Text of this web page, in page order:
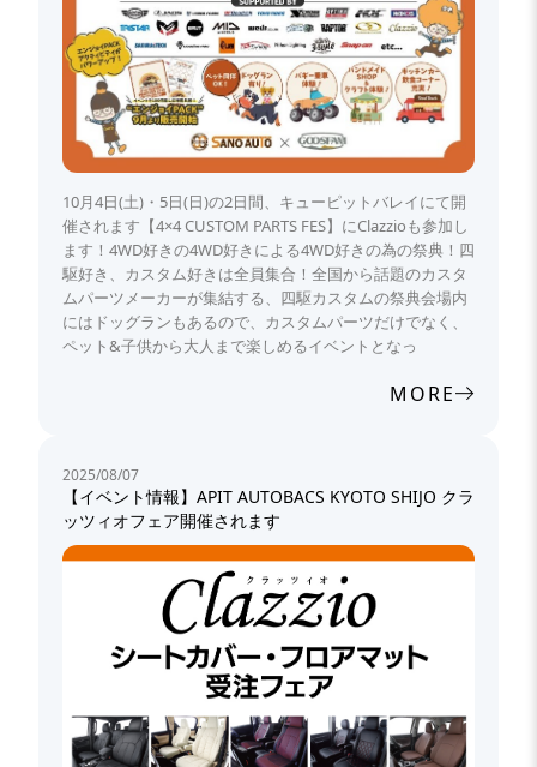
10月4日(土)・5日(日)の2日間、キューピットバレイにて開
催されます【4×4 CUSTOM PARTS FES】にClazzioも参加し
ます！4WD好きの4WD好きによる4WD好きの為の祭典！四
駆好き、カスタム好きは全員集合！全国から話題のカスタ
ムパーツメーカーが集結する、四駆カスタムの祭典会場内
にはドッグランもあるので、カスタムパーツだけでなく、
ペット&子供から大人まで楽しめるイベントとなっ
MORE
2025/08/07
【イベント情報】APIT AUTOBACS KYOTO SHIJO クラ
ッツィオフェア開催されます